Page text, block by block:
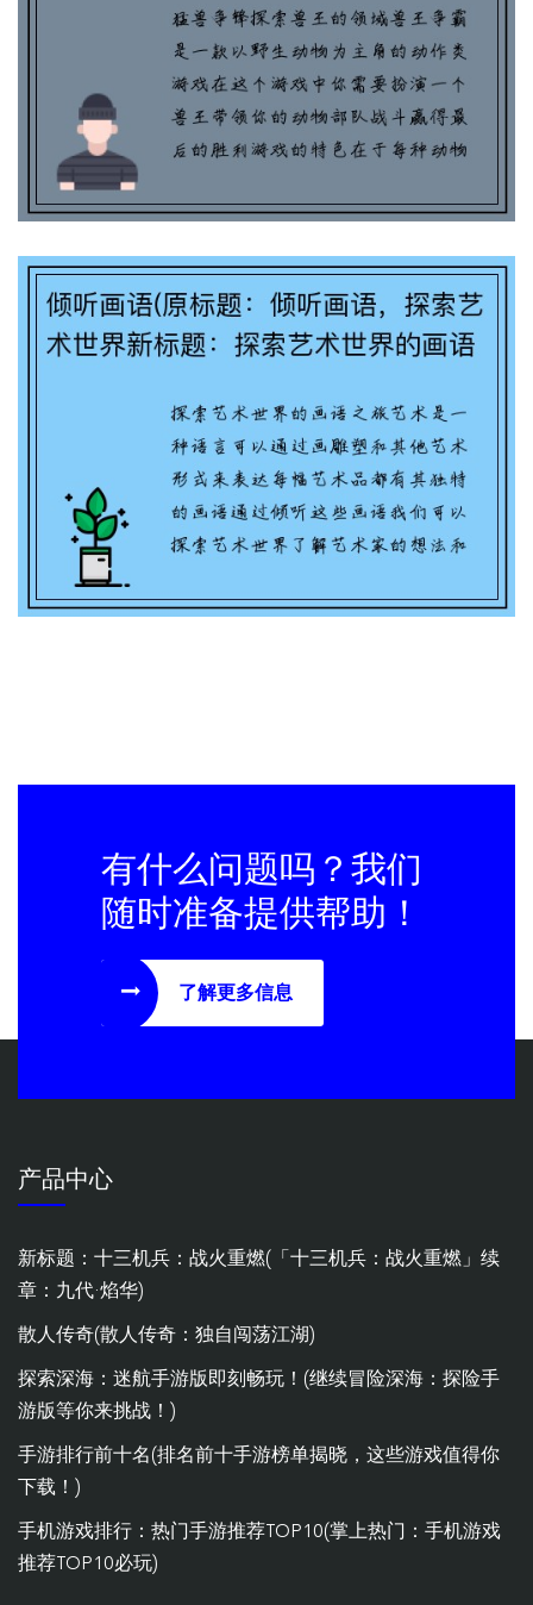
兽王争霸——探究兽类领袖的征战之路(探
究兽王征战路：兽类领袖的争霸历程)
倾听画语(原标题：倾听画语，探索艺术世
界新标题：探索艺术世界的画语之旅)
有什么问题吗？我们
随时准备提供帮助！
了解更多信息
产品中心
新标题：十三机兵：战火重燃(「十三机兵：战火重燃」续
章：九代·焰华)
散人传奇(散人传奇：独自闯荡江湖)
探索深海：迷航手游版即刻畅玩！(继续冒险深海：探险手
游版等你来挑战！)
手游排行前十名(排名前十手游榜单揭晓，这些游戏值得你
下载！)
手机游戏排行：热门手游推荐TOP10(掌上热门：手机游戏
推荐TOP10必玩)